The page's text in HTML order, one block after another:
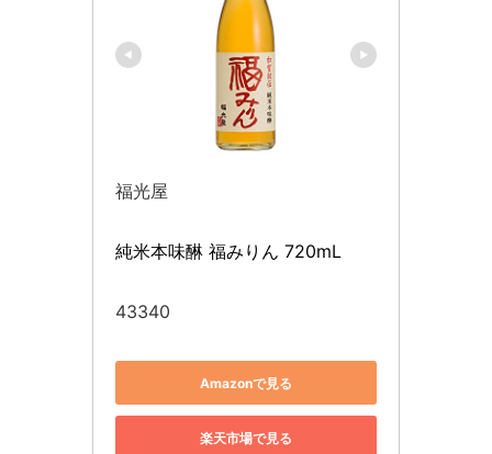
福光屋
純米本味醂 福みりん 720mL
43340
Amazonで見る
楽天市場で見る